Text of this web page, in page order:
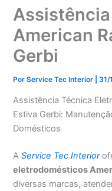
American
Gerbi
PorService Tec Interior |31/
Assistência Técnica
Estiva Gerbi:
Domésticos
AService Tec Interior
eletrodomésticos
diversas marcas,